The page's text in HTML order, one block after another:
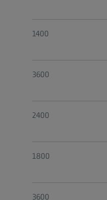
1400
3600
2400
1800
3600